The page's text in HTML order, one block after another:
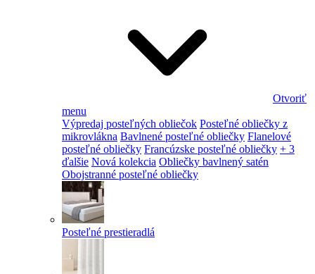
Otvoriť
menu
Výpredaj posteľných obliečok Posteľné obliečky z
mikrovlákna Bavlnené posteľné obliečky Flanelové
posteľné obliečky Francúzske posteľné obliečky + 3
ďalšie Nová kolekcia Obliečky bavlnený satén
Obojstranné posteľné obliečky
Posteľné prestieradlá